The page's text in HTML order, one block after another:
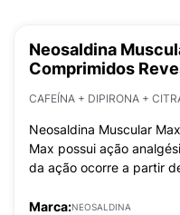
Neosaldina
Comprimidos
CAFEÍNA + DIPIRONA +
Neosaldina Muscular
Max possui ação
da ação ocorre a partir
Marca:NEOSALDINA